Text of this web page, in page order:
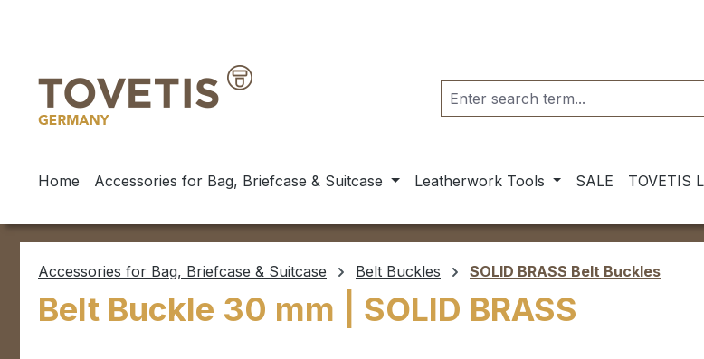
Home Accessories for Bag, Briefcase & Suitcase Leatherwork Tools SALE TOVETIS
Accessories for Bag, Briefcase & Suitcase Belt Buckles SOLID BRASS Belt Buckles
Belt Buckle 30 mm | SOLID BRASS